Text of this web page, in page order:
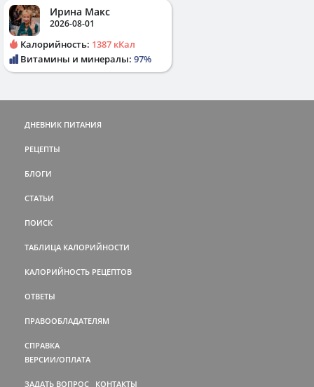
Ирина Макс
2026-08-01
Калорийность: 1387 кКал
Витамины и минералы: 97%
ДНЕВНИК ПИТАНИЯ
РЕЦЕПТЫ
БЛОГИ
СТАТЬИ
ПОИСК
ТАБЛИЦА КАЛОРИЙНОСТИ
КАЛОРИЙНОСТЬ РЕЦЕПТОВ
ОТВЕТЫ
ПРАВООБЛАДАТЕЛЯМ
СПРАВКА
ВЕРСИИ/ОПЛАТА
ЗАДАТЬ ВОПРОС КОНТАКТЫ